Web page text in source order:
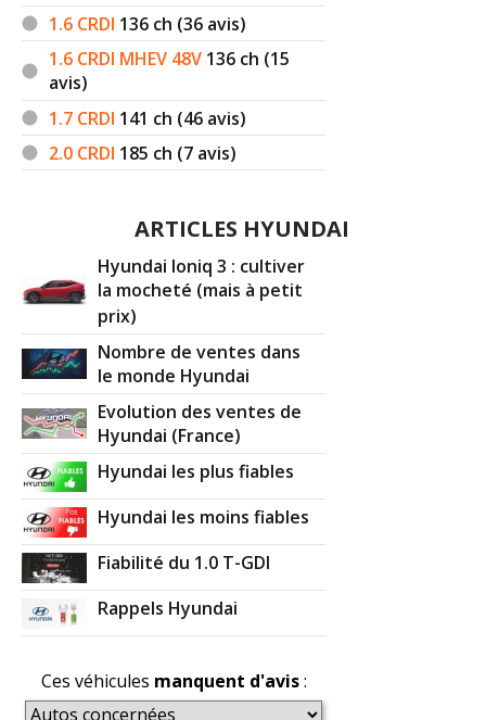
1.6 CRDI 136 ch (36 avis)
1.6 CRDI MHEV 48V 136 ch (15
avis)
1.7 CRDI 141 ch (46 avis)
2.0 CRDI 185 ch (7 avis)
ARTICLES HYUNDAI
Hyundai Ioniq 3 : cultiver
la mocheté (mais à petit
prix)
Nombre de ventes dans
le monde Hyundai
Evolution des ventes de
Hyundai (France)
Hyundai les plus fiables
Hyundai les moins fiables
Fiabilité du 1.0 T-GDI
Rappels Hyundai
Ces véhicules manquent d'avis: